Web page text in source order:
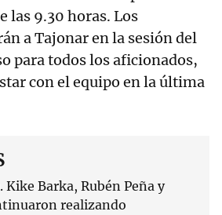
las 9.30 horas. Los
a Tajonar en la sesión del
para todos los aficionados,
con el equipo en la última
. Kike Barka, Rubén Peña y
realizando